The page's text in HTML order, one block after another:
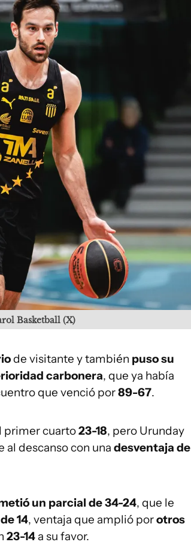
Basketball (X)
de visitante y también puso su
carbonera, que ya había
que venció por89-67.
primer cuarto23-18, pero Urunday
al descanso con una desventaja de
un parcial de 34-24, que le
14, ventaja que amplió porotros
23-14 a su favor.